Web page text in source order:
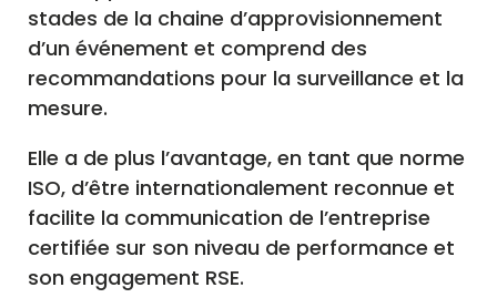
stades de la chaine d’approvisionnement
d’un événement et comprend des
recommandations pour la surveillance et la
mesure.
Elle a de plus l’avantage, en tant que norme
ISO, d’être internationalement reconnue et
facilite la communication de l’entreprise
certifiée sur son niveau de performance et
son engagement RSE.